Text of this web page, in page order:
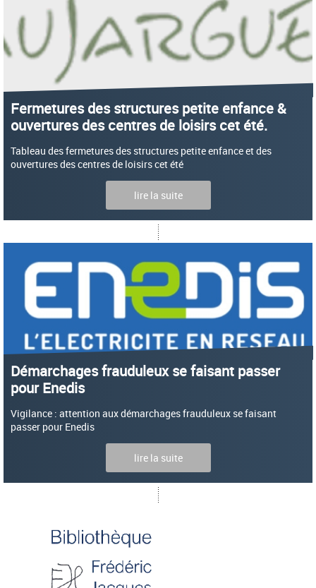
Fermetures des structures petite enfance &
ouvertures des centres de loisirs cet été.
Tableau des fermetures des structures petite enfance et des
ouvertures des centres de loisirs cet été
lire la suite
Démarchages frauduleux se faisant passer
pour Enedis
Vigilance : attention aux démarchages frauduleux se faisant
passer pour Enedis
lire la suite